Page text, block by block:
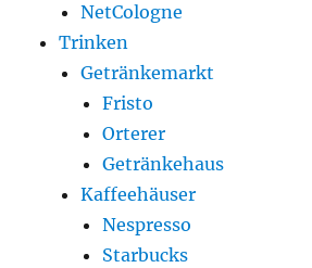
NetCologne
Trinken
Getränkemarkt
Fristo
Orterer
Getränkehaus
Kaffeehäuser
Nespresso
Starbucks